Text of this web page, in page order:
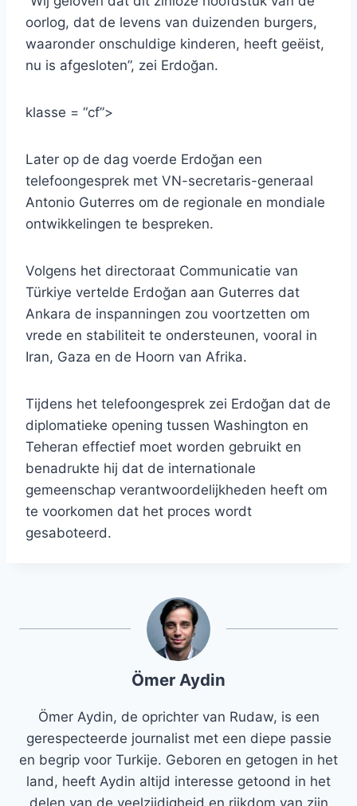
oorlog, dat de levens van duizenden burgers,
waaronder onschuldige kinderen, heeft geëist,
nu is afgesloten”, zei Erdoğan.
klasse = “cf”>
Later op de dag voerde Erdoğan een
telefoongesprek met VN-secretaris-generaal
Antonio Guterres om de regionale en mondiale
ontwikkelingen te bespreken.
Volgens het directoraat Communicatie van
Türkiye vertelde Erdoğan aan Guterres dat
Ankara de inspanningen zou voortzetten om
vrede en stabiliteit te ondersteunen, vooral in
Iran, Gaza en de Hoorn van Afrika.
Tijdens het telefoongesprek zei Erdoğan dat de
diplomatieke opening tussen Washington en
Teheran effectief moet worden gebruikt en
benadrukte hij dat de internationale
gemeenschap verantwoordelijkheden heeft om
te voorkomen dat het proces wordt
gesaboteerd.
Ömer Aydin
Ömer Aydin, de oprichter van Rudaw, is een
gerespecteerde journalist met een diepe passie
en begrip voor Turkije. Geboren en getogen in het
land, heeft Aydin altijd interesse getoond in het